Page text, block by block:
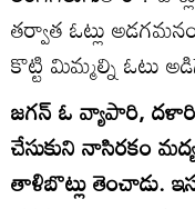
తర్వాత ఓట్లు
కొట్టి మిమ్మల్ని ఓటు
జగన్‌ ఓ వ్యాపారి,
చేసుకుని నాసిరకం
తాళిబొట్లు తెంచాడు.